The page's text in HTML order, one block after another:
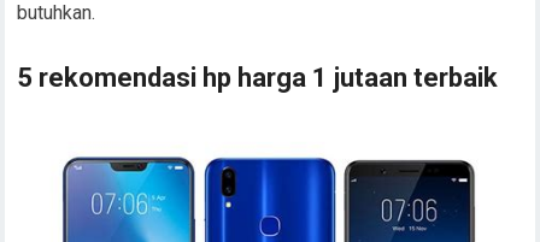
butuhkan.
5 rekomendasi hp harga 1 jutaan terbaik